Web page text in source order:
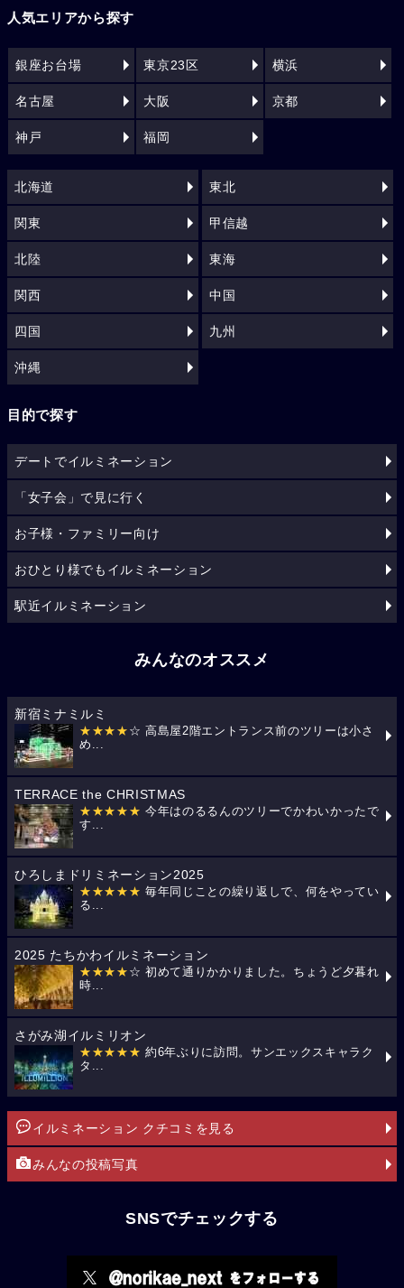
人気エリアから探す
銀座お台場 東京23区 横浜
名古屋 大阪 京都
神戸 福岡
北海道 東北
関東 甲信越
北陸 東海
関西 中国
四国 九州
沖縄
目的で探す
デートでイルミネーション
「女子会」で見に行く
お子様・ファミリー向け
おひとり様でもイルミネーション
駅近イルミネーション
みんなのオススメ
新宿ミナミルミ
★★★★ ☆ 高島屋2階エントランス前のツリーは小さ
め...
TERRACE the CHRISTMAS
★★★★★ 今年はのるるんのツリーでかわいかったで
す...
ひろしまドリミネーション2025
★★★★★ 毎年同じことの繰り返しで、何をやってい
る...
2025 たちかわイルミネーション
★★★★ ☆ 初めて通りかかりました。ちょうど夕暮れ
時...
さがみ湖イルミリオン
★★★★★ 約6年ぶりに訪問。サンエックスキャラク
タ...
イルミネーション クチコミを見る
みんなの投稿写真
SNSでチェックする